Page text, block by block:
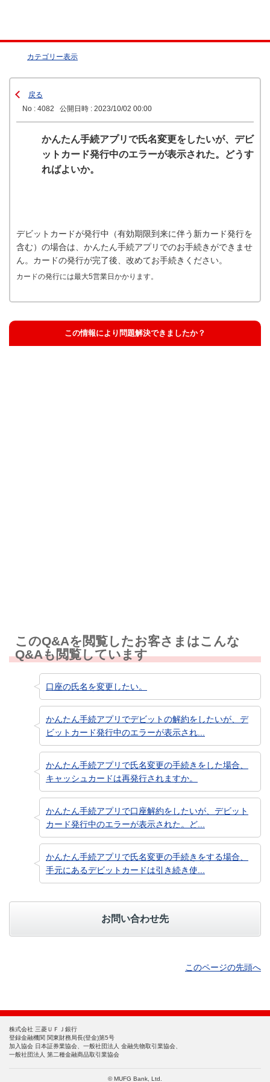
カテゴリー表示
戻る
No : 4082
公開日時 : 2023/10/02 00:00
かんたん手続アプリで氏名変更をしたいが、デビ
ットカード発行中のエラーが表示された。どうす
ればよいか。
デビットカードが発行中（有効期限到来に伴う新カード発行を
含む）の場合は、かんたん手続アプリでのお手続きができませ
ん。カードの発行が完了後、改めてお手続きください。
カードの発行には最大5営業日かかります。
この情報により問題解決できましたか？
このQ&Aを閲覧したお客さまはこんな
Q&Aも閲覧しています
口座の氏名を変更したい。
かんたん手続アプリでデビットの解約をしたいが、デ
ビットカード発行中のエラーが表示され...
かんたん手続アプリで氏名変更の手続きをした場合、
キャッシュカードは再発行されますか。
かんたん手続アプリで口座解約をしたいが、デビット
カード発行中のエラーが表示された。ど...
かんたん手続アプリで氏名変更の手続きをする場合、
手元にあるデビットカードは引き続き使...
お問い合わせ先
このページの先頭へ
株式会社 三菱ＵＦＪ銀行
登録金融機関 関東財務局長(登金)第5号
加入協会 日本証券業協会、一般社団法人 金融先物取引業協会、
一般社団法人 第二種金融商品取引業協会
© MUFG Bank, Ltd.